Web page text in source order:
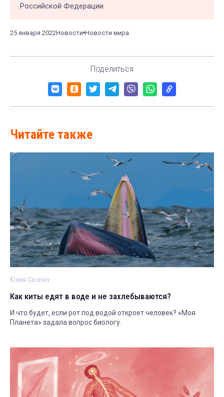
Российской Федерации.
25 января 2022Новости Новости мира
Поделиться
Читайте также
Юлия Скопич
Как киты едят в воде и не захлебываются?
И что будет, если рот под водой откроет человек? «Моя
Планета» задала вопрос биологу.